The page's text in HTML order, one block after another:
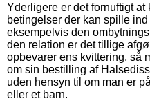
Yderligere er det fornuftigt
betingelser der kan spille
eksempelvis den
den relation er det tillige
opbevarer ens kvittering, så
om sin bestilling af
uden hensyn til om man er
eller et barn.